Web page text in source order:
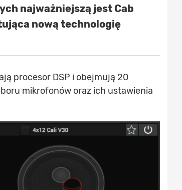
najważniejszą jest Cab
nową technologię
procesor DSP i obejmują 20
mikrofonów oraz ich ustawienia